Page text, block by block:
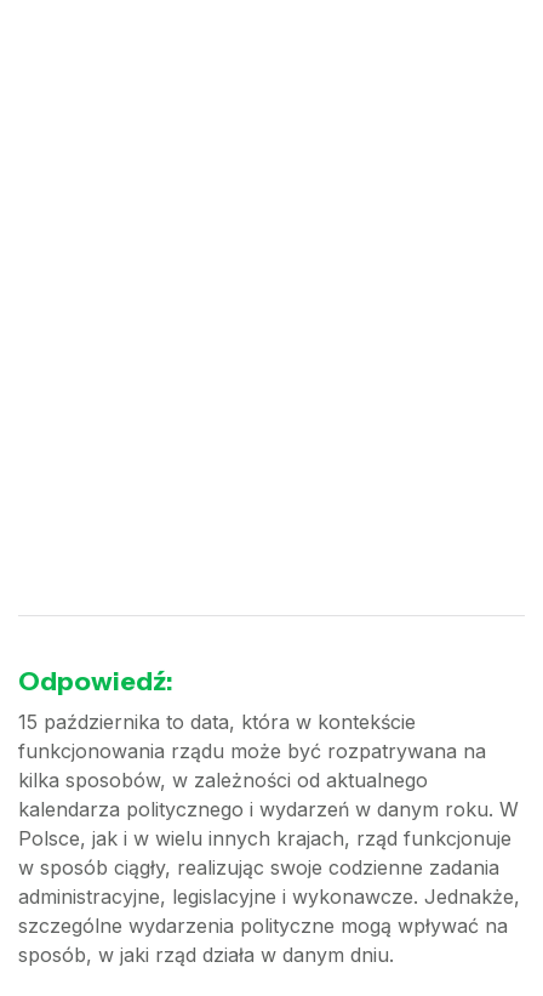
Odpowiedź:
15 października to data, która w kontekście
funkcjonowania rządu może być rozpatrywana na
kilka sposobów, w zależności od aktualnego
kalendarza politycznego i wydarzeń w danym roku. W
Polsce, jak i w wielu innych krajach, rząd funkcjonuje
w sposób ciągły, realizując swoje codzienne zadania
administracyjne, legislacyjne i wykonawcze. Jednakże,
szczególne wydarzenia polityczne mogą wpływać na
sposób, w jaki rząd działa w danym dniu.